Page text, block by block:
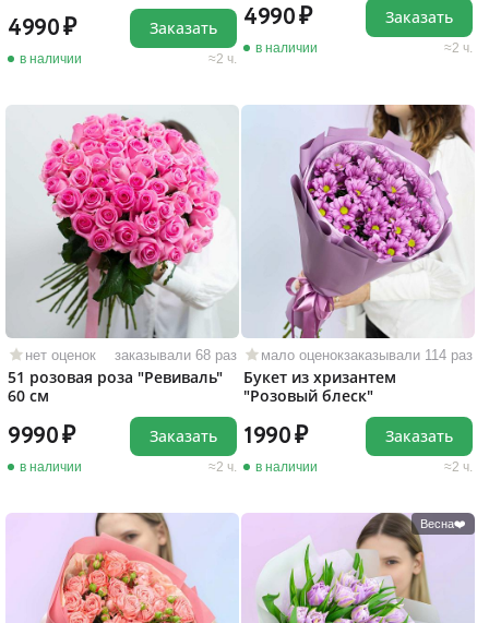
4990
в наличии 2 ч.
Заказать 4990
в наличии 2 ч.
Заказать
нет оценок заказывали 68 раз
51 розовая роза "Ревиваль"
60 см
9990
в наличии 2 ч.
Заказать
мало оценокзаказывали 114 раз
Букет из хризантем
"Розовый блеск"
1990
в наличии 2 ч.
Заказать
Весна❤️